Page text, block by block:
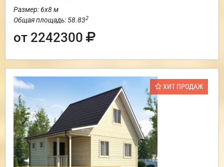
Размер: 6х8 м
Общая площадь: 58.832
от 2242300
ХИТ ПРОДАЖ